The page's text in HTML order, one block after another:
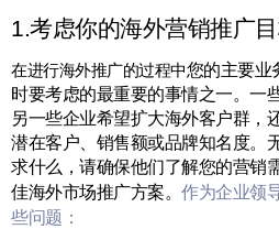
1.考虑你的海外营销推广
在进行海外推广的过程中您的主要业
时要考虑的最重要的事情之一。一
另一些企业希望扩大海外客户群，
潜在客户、销售额或品牌知名度。
求什么，请确保他们了解您的营销
佳海外市场推广方案。 作为企业领
些问题：